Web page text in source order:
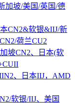
加坡/美国/英国/德
CN2&软银&IIJ/新
荷兰CU2
坡CN2、日本(软
、日本IIJ，AMD
软银/IIJ、美国